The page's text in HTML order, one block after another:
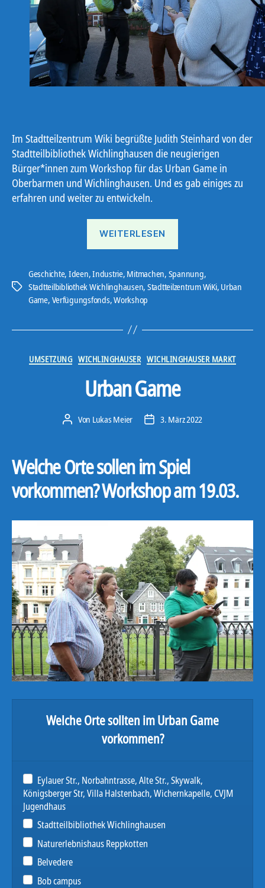
Im Stadtteilzentrum Wiki begrüßte Judith Steinhard von der
Stadtteilbibliothek Wichlinghausen die neugierigen
Bürger*innen zum Workshop für das Urban Game in
Oberbarmen und Wichlinghausen. Und es gab einiges zu
erfahren und weiter zu entwickeln.
WEITERLESEN
Schlagwörter
Geschichte, Ideen,Industrie, Mitmachen, Spannung,
Stadtteilbibliothek Wichlinghausen, Stadtteilzentrum WiKi, Urban
Game, Verfügungsfonds,Workshop
Kategorien
UMSETZUNG WICHLINGHAUSER WICHLINGHAUSER MARKT
Urban Game
Beitragsautor
Von Lukas Meier Veröffentlichungsdatum
3. März 2022
Welche Orte sollen im Spiel
vorkommen? Workshop am 19.03.
Welche Orte sollten im Urban Game
vorkommen?
Eylauer Str., Norbahntrasse, Alte Str., Skywalk,
Königsberger Str, Villa Halstenbach, Wichernkapelle, CVJM
Jugendhaus
Stadtteilbibliothek Wichlinghausen
Naturerlebnishaus Reppkotten
Belvedere
Bob campus